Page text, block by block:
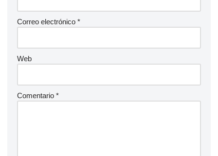
Correo electrónico *
Web
Comentario *